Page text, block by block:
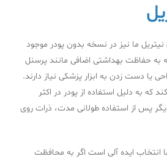
ما نیز در نسخه بدون پودر موجود
حفاظت بهداشتی اضافی مانند پرسنل
یا دست زدن به ابزار پزشکی نیاز دارند.
که به دلیل استفاده از پودر در اکثر
پس از استفاده طولانی مدت، ذرات روی
ایده آلی است اگر به محافظت